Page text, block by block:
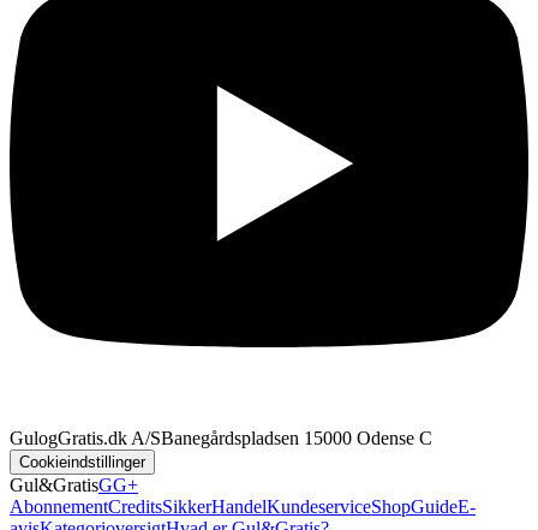
GulogGratis.dk A/SBanegårdspladsen 1 5000 Odense C
Cookieindstillinger
Gul&GratisGG+
AbonnementCreditsSikkerHandelKundeserviceShopGuideE-